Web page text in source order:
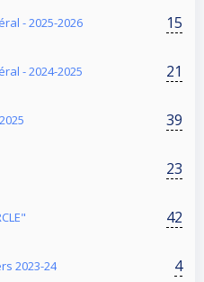
- 2025-2026 15
- 2024-2025 21
39
23
42
2023-24 4